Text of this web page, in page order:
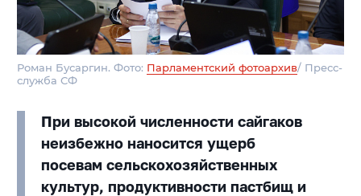
Роман Бусаргин. Фото: Парламентский фотоархив/ Пресс-
служба СФ
При высокой численности сайгаков
неизбежно наносится ущерб
посевам сельскохозяйственных
культур, продуктивности пастбищ и